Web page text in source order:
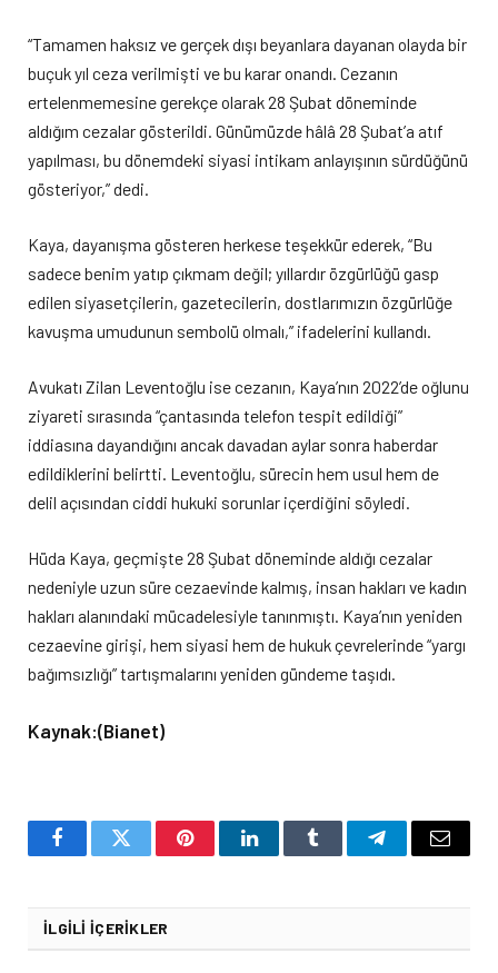
“Tamamen haksız ve gerçek dışı beyanlara dayanan olayda bir
buçuk yıl ceza verilmişti ve bu karar onandı. Cezanın
ertelenmemesine gerekçe olarak 28 Şubat döneminde
aldığım cezalar gösterildi. Günümüzde hâlâ 28 Şubat’a atıf
yapılması, bu dönemdeki siyasi intikam anlayışının sürdüğünü
gösteriyor,” dedi.
Kaya, dayanışma gösteren herkese teşekkür ederek, “Bu
sadece benim yatıp çıkmam değil; yıllardır özgürlüğü gasp
edilen siyasetçilerin, gazetecilerin, dostlarımızın özgürlüğe
kavuşma umudunun sembolü olmalı,” ifadelerini kullandı.
Avukatı Zilan Leventoğlu ise cezanın, Kaya’nın 2022’de oğlunu
ziyareti sırasında “çantasında telefon tespit edildiği”
iddiasına dayandığını ancak davadan aylar sonra haberdar
edildiklerini belirtti. Leventoğlu, sürecin hem usul hem de
delil açısından ciddi hukuki sorunlar içerdiğini söyledi.
Hüda Kaya, geçmişte 28 Şubat döneminde aldığı cezalar
nedeniyle uzun süre cezaevinde kalmış, insan hakları ve kadın
hakları alanındaki mücadelesiyle tanınmıştı. Kaya’nın yeniden
cezaevine girişi, hem siyasi hem de hukuk çevrelerinde “yargı
bağımsızlığı” tartışmalarını yeniden gündeme taşıdı.
Kaynak:(Bianet)
FacebookTwitter PinterestLinkedInTumblr TelegramEmail
İLGILI İÇERIKLER